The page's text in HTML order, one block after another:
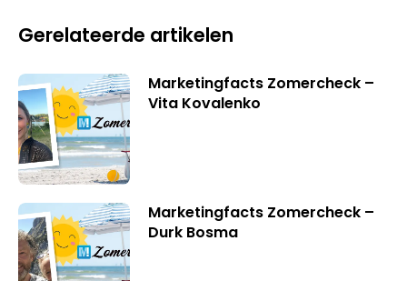
Gerelateerde artikelen
Marketingfacts Zomercheck –
Vita Kovalenko
Marketingfacts Zomercheck –
Durk Bosma